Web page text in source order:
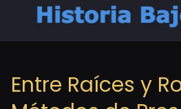
Entre Raíces y